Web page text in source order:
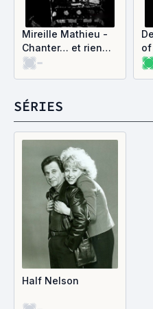
Mireille Mathieu -
Chanter… et rien
d'autre
-
of
SÉRIES
Half Nelson